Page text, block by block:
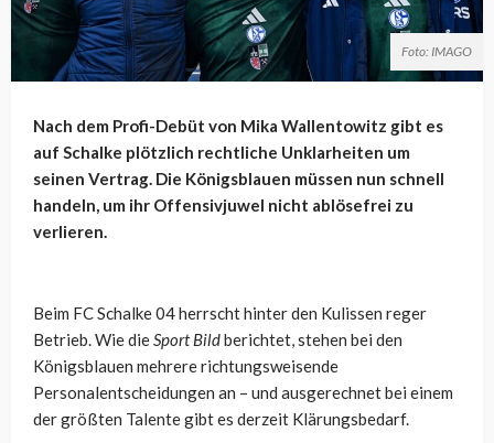
Foto: IMAGO
Nach dem Profi-Debüt von Mika Wallentowitz gibt es
auf Schalke plötzlich rechtliche Unklarheiten um
seinen Vertrag. Die Königsblauen müssen nun schnell
handeln, um ihr Offensivjuwel nicht ablösefrei zu
verlieren.
Beim FC Schalke 04 herrscht hinter den Kulissen reger
Betrieb. Wie dieSport Bildberichtet, stehen bei den
Königsblauen mehrere richtungsweisende
Personalentscheidungen an – und ausgerechnet bei einem
der größten Talente gibt es derzeit Klärungsbedarf.